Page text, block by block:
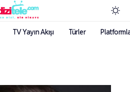
TV Yayın Akışı Türler